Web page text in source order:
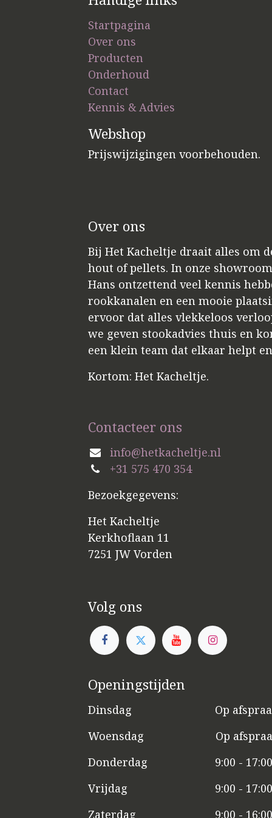
Startpagina
Over ons
Producten
Onderhoud
Contact
Kennis & Advies
Webshop
Prijswijzigingen voorbehouden.
Over ons
Bij Het Kacheltje draait alles om
hout of pellets. In onze
Hans ontzettend veel kennis
rookkanalen en een mooie
ervoor dat alles vlekkeloos
we geven stookadvies thuis en
een klein team dat elkaar helpt
Kortom: Het Kacheltje.
Contacteer ons
info@hetkacheltje.nl
+31 575 470 354
Bezoekgegevens:
Het Kacheltje
Kerkhoflaan 11
7251 JW Vorden
Volg ons
Openingstijden
Dinsdag
​​Op
Woensdag
​Op
Donderdag
9:00 -
Vrijdag
​9:00 - 17:00
Zaterdag
​9:00 -